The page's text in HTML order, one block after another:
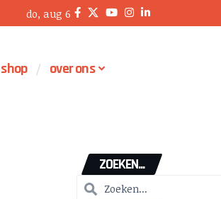
do, aug 6
shop over ons
ZOEKEN...